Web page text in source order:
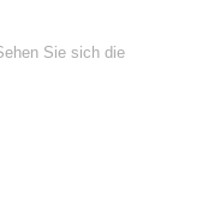
Sie sich die